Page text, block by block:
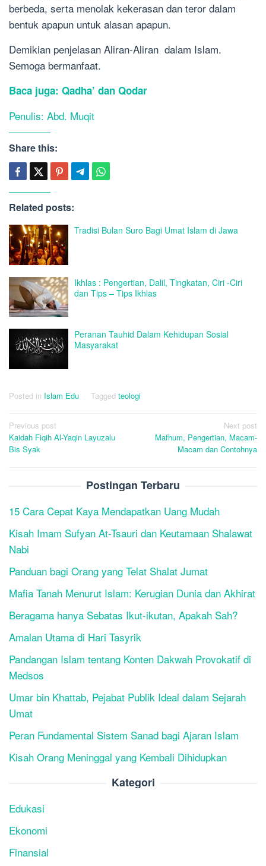
berbeda, serta menolak kekerasan dan teror dalam
bentuk apapun untuk alasan apapun.
Demikian penjelasan Aliran-Aliran dalam Islam.
Semoga bermanfaat.
Baca juga: Qadha’ dan Qodar
Penulis: Abd. Muqit
Share this:
Related posts:
Tradisi Bulan Suro Bagi Umat Islam di Jawa
Ikhlas : Pengertian, Dalil, Tingkatan, Ciri -Ciri
dan Tips – Tips Ikhlas
Peranan Tauhid Dalam Kehidupan Sosial
Masyarakat
Posted in Islam Edu Tagged teologi
Post
navigation
Previous post
Kaidah Fiqih Al-Yaqin Layuzalu
Bis Syak
Next post
Mafhum, Pengertian, Macam-
Macam dan Contohnya
Postingan Terbaru
15 Cara Cepat Kaya Mendapatkan Uang Mudah
Kisah Imam Sufyan At-Tsauri dan Keutamaan Shalawat
Nabi
Panduan bagi Orang yang Telat Shalat Jumat
Mafia Tanah Menurut Islam: Kerugian Dunia dan Akhirat
Beragama hanya Sebatas Ikut-ikutan, Apakah Sah?
Amalan Utama di Hari Tasyrik
Pandangan Islam tentang Konten Dakwah Provokatif di
Medsos
Umar bin Khattab, Pejabat Publik Ideal dalam Sejarah
Umat
Peran Fundamental Sistem Sanad bagi Ajaran Islam
Kisah Orang Meninggal yang Kembali Dihidupkan
Kategori
Edukasi
Ekonomi
Finansial